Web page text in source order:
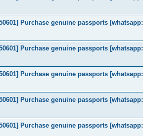
Purchase genuine passports [whatsapp:
Purchase genuine passports [whatsapp:
Purchase genuine passports [whatsapp:
Purchase genuine passports [whatsapp:
Purchase genuine passports [whatsapp: